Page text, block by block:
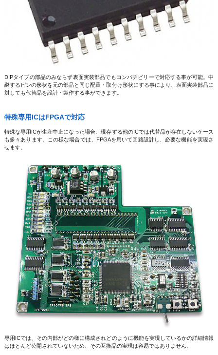
DIPタイプの部品のみならず表面実装部品でもコンパチビリーで対応する事が可能。中
継するピンの形状を元の部品と同じ配置・取付け形状にする事により、表面実装部品に
対しても代替品を設計・製作する事ができます。
特殊専用ICはFPGAで対応
特殊な専用ICが生産中止になった場合、現存する他のICでは代替品が存在しないケース
も多々あります。この様な場合では、FPGAを用いて回路設計し、必要な機能を実現さ
せます。
専用ICでは、その内部がどの様に構成されどのように機能を実現しているかの詳細情報
はほとんど公開されていないため、その互換品の実現は容易ではありません。